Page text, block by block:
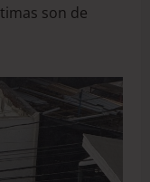
son de